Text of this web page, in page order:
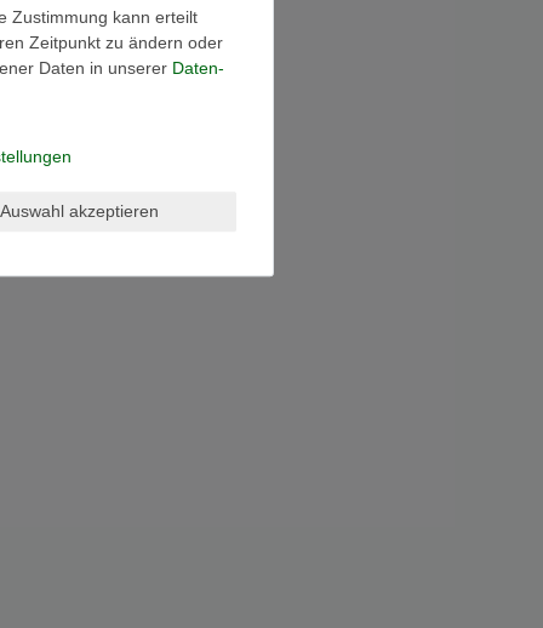
Zustimmung kann erteilt
Zeitpunkt zu ändern oder
Daten in unserer Daten­
Auswahl akzeptieren